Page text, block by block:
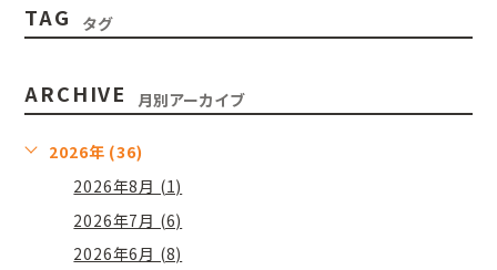
TAG タグ
ARCHIVE 月別アーカイブ
2026年 (36)
2026年8月 (1)
2026年7月 (6)
2026年6月 (8)